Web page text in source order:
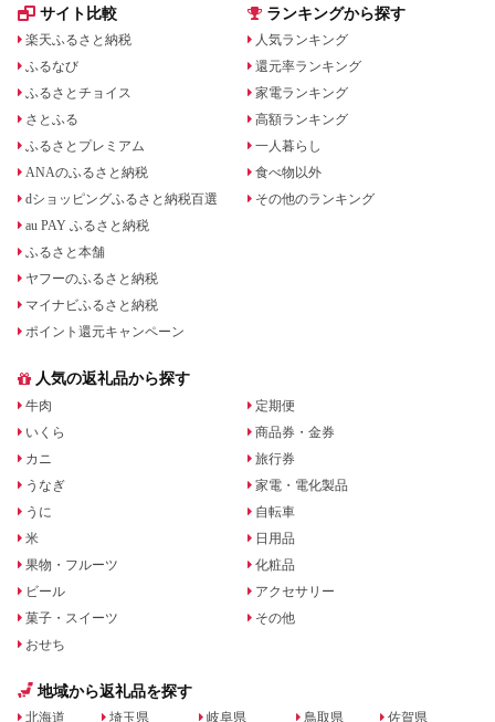
サイト比較
楽天ふるさと納税
ふるなび
ふるさとチョイス
さとふる
ふるさとプレミアム
ANAのふるさと納税
dショッピングふるさと納税百選
au PAY ふるさと納税
ふるさと本舗
ヤフーのふるさと納税
マイナビふるさと納税
ポイント還元キャンペーン
ランキングから探す
人気ランキング
還元率ランキング
家電ランキング
高額ランキング
一人暮らし
食べ物以外
その他のランキング
人気の返礼品から探す
牛肉
いくら
カニ
うなぎ
うに
米
果物・フルーツ
ビール
菓子・スイーツ
おせち
定期便
商品券・金券
旅行券
家電・電化製品
自転車
日用品
化粧品
アクセサリー
その他
地域から返礼品を探す
北海道 埼玉県 岐阜県 鳥取県 佐賀県